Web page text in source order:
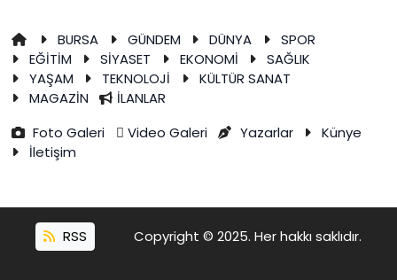
BURSA GÜNDEM DÜNYA
SPOR
EĞİTİM
SİYASET EKONOMİ
SAĞLIK
YAŞAM
TEKNOLOJİ
KÜLTÜR SANAT
MAGAZİN
İLANLAR
Foto Galeri
Video Galeri Yazarlar
Künye
İletişim
RSS Copyright © 2025. Her hakkı saklıdır.